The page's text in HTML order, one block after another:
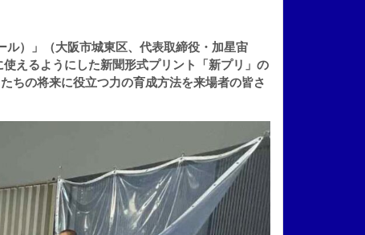
）」（大阪市城東区、代表取締役・加星宙
えるようにした新聞形式プリント「新プリ」の
ちの将来に役立つ力の育成方法を来場者の皆さ